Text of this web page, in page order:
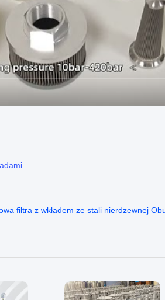
filtra z wkładem ze stali nierdzewnej